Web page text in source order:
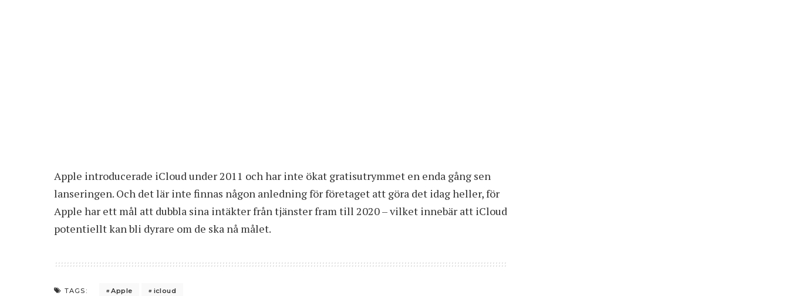
Apple introducerade iCloud under 2011 och har inte ökat gratisutrymmet en enda gång sen
lanseringen. Och det lär inte finnas någon anledning för företaget att göra det idag heller, för
Apple har ett mål att dubbla sina intäkter från tjänster fram till 2020 – vilket innebär att iCloud
potentiellt kan bli dyrare om de ska nå målet.
TAGS: Apple icloud